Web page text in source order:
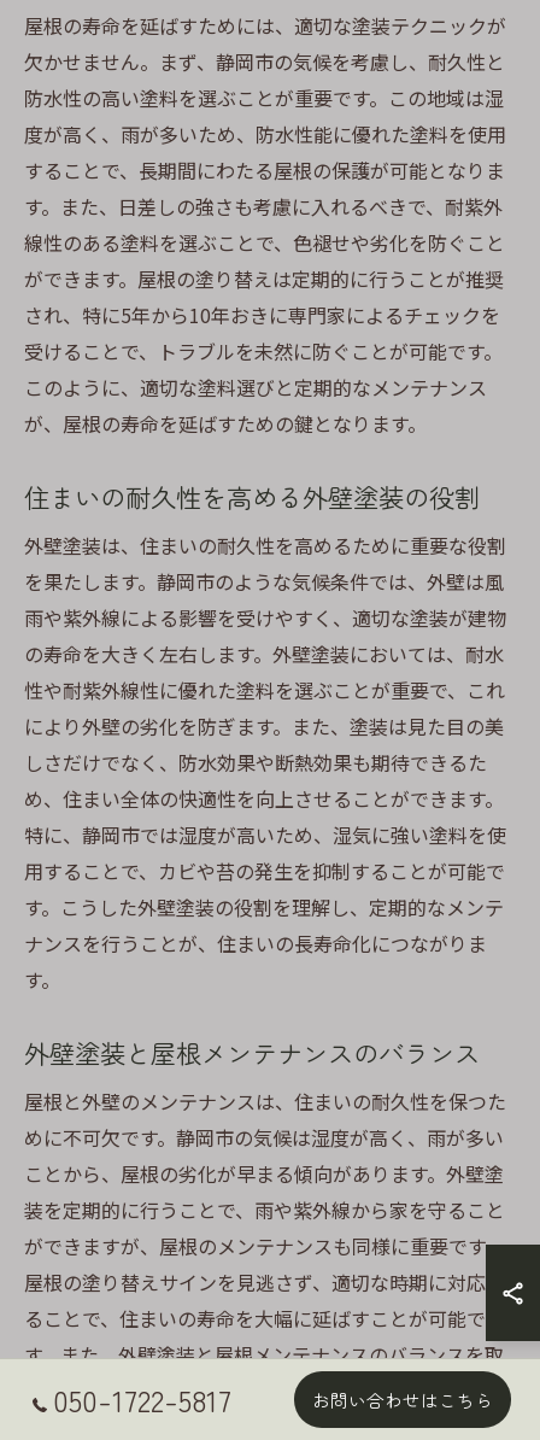
屋根の寿命を延ばすためには、適切な塗装テクニックが
欠かせません。まず、静岡市の気候を考慮し、耐久性と
防水性の高い塗料を選ぶことが重要です。この地域は湿
度が高く、雨が多いため、防水性能に優れた塗料を使用
することで、長期間にわたる屋根の保護が可能となりま
す。また、日差しの強さも考慮に入れるべきで、耐紫外
線性のある塗料を選ぶことで、色褪せや劣化を防ぐこと
ができます。屋根の塗り替えは定期的に行うことが推奨
され、特に5年から10年おきに専門家によるチェックを
受けることで、トラブルを未然に防ぐことが可能です。
このように、適切な塗料選びと定期的なメンテナンス
が、屋根の寿命を延ばすための鍵となります。
住まいの耐久性を高める外壁塗装の役割
外壁塗装は、住まいの耐久性を高めるために重要な役割
を果たします。静岡市のような気候条件では、外壁は風
雨や紫外線による影響を受けやすく、適切な塗装が建物
の寿命を大きく左右します。外壁塗装においては、耐水
性や耐紫外線性に優れた塗料を選ぶことが重要で、これ
により外壁の劣化を防ぎます。また、塗装は見た目の美
しさだけでなく、防水効果や断熱効果も期待できるた
め、住まい全体の快適性を向上させることができます。
特に、静岡市では湿度が高いため、湿気に強い塗料を使
用することで、カビや苔の発生を抑制することが可能で
す。こうした外壁塗装の役割を理解し、定期的なメンテ
ナンスを行うことが、住まいの長寿命化につながりま
す。
外壁塗装と屋根メンテナンスのバランス
屋根と外壁のメンテナンスは、住まいの耐久性を保つた
めに不可欠です。静岡市の気候は湿度が高く、雨が多い
ことから、屋根の劣化が早まる傾向があります。外壁塗
装を定期的に行うことで、雨や紫外線から家を守ること
ができますが、屋根のメンテナンスも同様に重要です。
屋根の塗り替えサインを見逃さず、適切な時期に対応す
ることで、住まいの寿命を大幅に延ばすことが可能で
す。また、外壁塗装と屋根メンテナンスのバランスを取
ることで、修繕費用を効果的に抑えることができ、長期
的に快適な住環境を維持するための鍵となります。これ
050-1722-5817 お問い合わせはこちら